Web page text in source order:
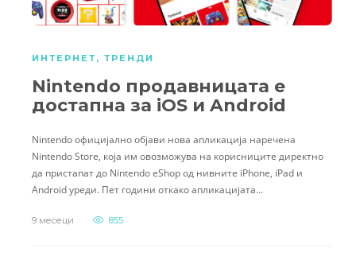
ИНТЕРНЕТ, ТРЕНДИ
Nintendo продавницата е
достапна за iOS и Android
Nintendo официјално објави нова апликација наречена
Nintendo Store, која им овозможува на корисниците директно
да пристапат до Nintendo eShop од нивните iPhone, iPad и
Android уреди. Пет години откако апликацијата…
9 месеци 855